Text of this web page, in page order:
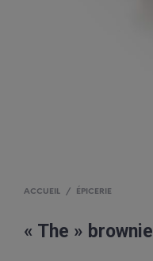
ACCUEIL / ÉPICERIE
« The » brownie